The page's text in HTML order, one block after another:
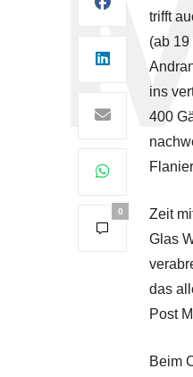
0
trifft
(ab
ins
400
Zeit
Glas
das
Post
Beim